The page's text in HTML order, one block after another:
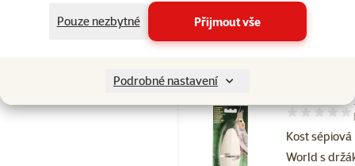
Pouze nezbytné
Přijmout vše
Podrobné nastavení
Skladem
Kost sépiová
World s
Hodnocení